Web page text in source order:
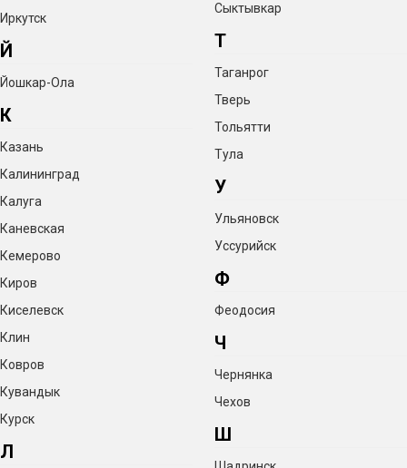
Иркутск
Й
Йошкар-Ола
К
Казань
Калининград
Калуга
Каневская
Кемерово
Киров
Киселевск
Клин
Ковров
Кувандык
Курск
Л
Сыктывкар
Т
Таганрог
Тверь
Тольятти
Тула
У
Ульяновск
Уссурийск
Ф
Феодосия
Ч
Чернянка
Чехов
Ш